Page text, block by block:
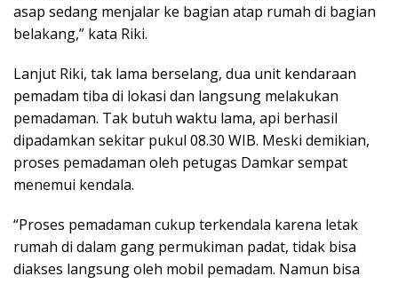
asap sedang menjalar ke bagian atap rumah di bagian
belakang,” kata Riki.
Lanjut Riki, tak lama berselang, dua unit kendaraan
pemadam tiba di lokasi dan langsung melakukan
pemadaman. Tak butuh waktu lama, api berhasil
dipadamkan sekitar pukul 08.30 WIB. Meski demikian,
proses pemadaman oleh petugas Damkar sempat
menemui kendala.
“Proses pemadaman cukup terkendala karena letak
rumah di dalam gang permukiman padat, tidak bisa
diakses langsung oleh mobil pemadam. Namun bisa